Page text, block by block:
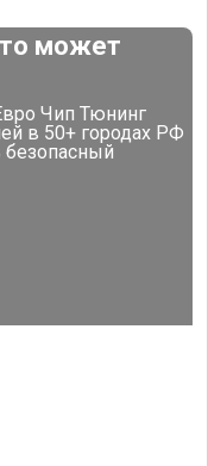
может
Чип Тюнинг
в 50+ городах РФ
безопасный